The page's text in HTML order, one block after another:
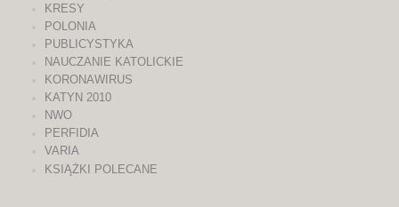
KRESY
POLONIA
PUBLICYSTYKA
NAUCZANIE KATOLICKIE
KORONAWIRUS
KATYN 2010
NWO
PERFIDIA
VARIA
KSIĄŻKI POLECANE